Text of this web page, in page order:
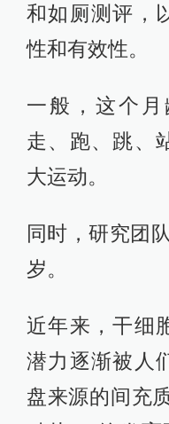
和如厕测评，
性和有效性。
一般，这个
走、跑、跳、
大运动。
同时，研究团
岁。
近年来，干细
潜力逐渐被人
盘来源的间充